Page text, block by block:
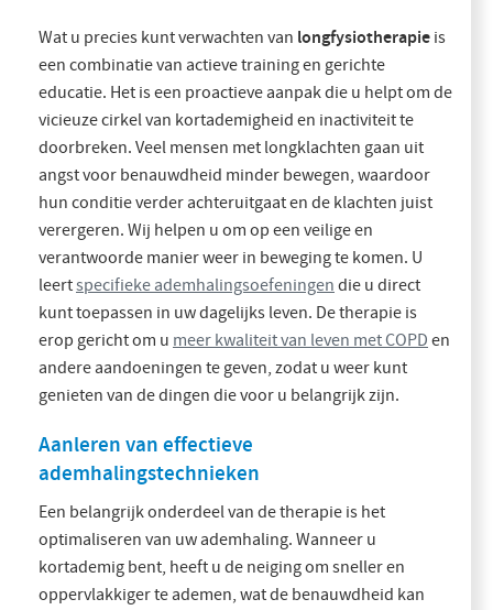
Wat u precies kunt verwachten van longfysiotherapie is
een combinatie van actieve training en gerichte
educatie. Het is een proactieve aanpak die u helpt om de
vicieuze cirkel van kortademigheid en inactiviteit te
doorbreken. Veel mensen met longklachten gaan uit
angst voor benauwdheid minder bewegen, waardoor
hun conditie verder achteruitgaat en de klachten juist
verergeren. Wij helpen u om op een veilige en
verantwoorde manier weer in beweging te komen. U
leertspecifieke ademhalingsoefeningen die u direct
kunt toepassen in uw dagelijks leven. De therapie is
erop gericht om u meer kwaliteit van leven met COPD en
andere aandoeningen te geven, zodat u weer kunt
genieten van de dingen die voor u belangrijk zijn.
Aanleren van effectieve
ademhalingstechnieken
Een belangrijk onderdeel van de therapie is het
optimaliseren van uw ademhaling. Wanneer u
kortademig bent, heeft u de neiging om sneller en
oppervlakkiger te ademen, wat de benauwdheid kan